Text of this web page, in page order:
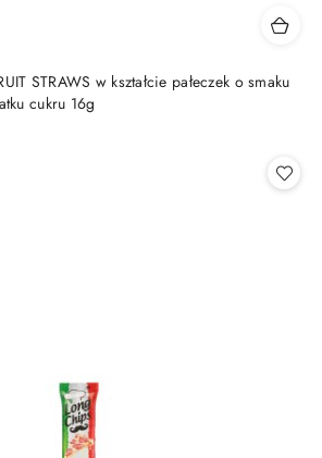
STRAWS w kształcie pałeczek o smaku
cukru 16g